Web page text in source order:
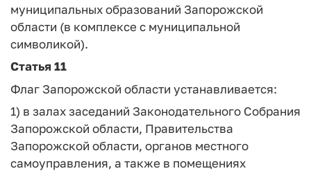
муниципальных образований Запорожской
области (в комплексе с муниципальной
символикой).
Статья 11
Флаг Запорожской области устанавливается:
1) в залах заседаний Законодательного Собрания
Запорожской области, Правительства
Запорожской области, органов местного
самоуправления, а также в помещениях